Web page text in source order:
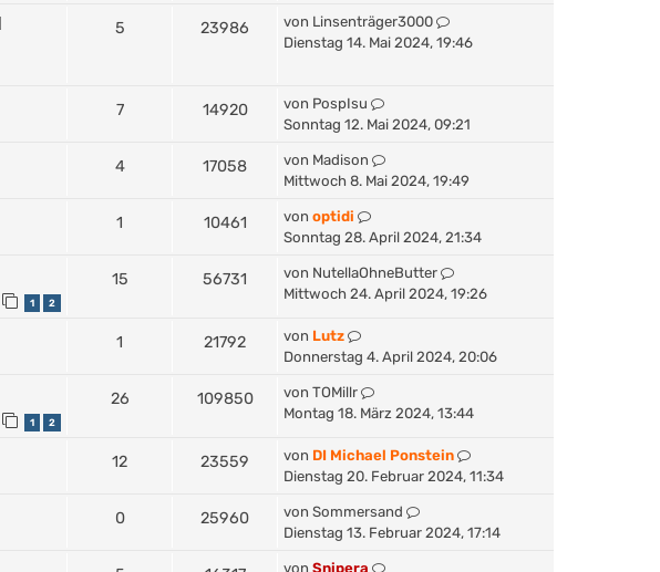
5 23986 von Linsenträger3000
Dienstag 14. Mai 2024, 19:46
7 14920 von PospIsu
Sonntag 12. Mai 2024, 09:21
4 17058 von Madison
Mittwoch 8. Mai 2024, 19:49
1 10461 von optidi
Sonntag 28. April 2024, 21:34
1 2
15 56731 von NutellaOhneButter
Mittwoch 24. April 2024, 19:26
1 21792 von Lutz
Donnerstag 4. April 2024, 20:06
1 2
26 109850 von TOMillr
Montag 18. März 2024, 13:44
12 23559 von DI Michael Ponstein
Dienstag 20. Februar 2024, 11:34
0 25960 von Sommersand
Dienstag 13. Februar 2024, 17:14
von Snipera